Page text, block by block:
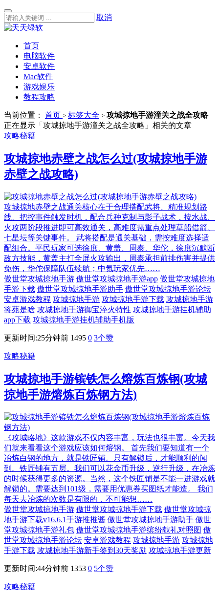
取消
首页
电脑软件
安卓软件
Mac软件
游戏娱乐
教程攻略
当前位置： 首页 > 标签大全 > 攻城掠地手游潼关之战全攻略
正在显示「攻城掠地手游潼关之战全攻略」相关的文章
攻略秘籍
攻城掠地赤壁之战怎么过(攻城掠地手游
赤壁之战攻略)
攻城掠地赤壁之战通关核心在于合理搭配武将、精准规划路
线、把控事件触发时机，配合兵种克制与影子战术，按水战、
火攻两阶段推进即可高效通关，高难度需重点处理草船借箭、
七星坛等关键事件。 武将搭配是通关基础，需按难度选择适
配组合。平民玩家可选徐庶、黄盖、周泰、华佗，徐庶沉默断
敌方技能，黄盖主打全屏火攻输出，周泰承担前排伤害并提供
免伤，华佗保障队伍续航；中氪玩家优先……
傲世堂攻城掠地手游 傲世堂攻城掠地手游app 傲世堂攻城掠地
手游下载 傲世堂攻城掠地手游助手 傲世堂攻城掠地手游论坛
安卓游戏教程 攻城掠地手游 攻城掠地手游下载 攻城掠地手游
将苑是啥 攻城掠地手游御宝淬火特性 攻城掠地手游挂机辅助
app下载 攻城掠地手游挂机辅助手机版
更新时间:25分钟前 1495 0 3个赞
攻略秘籍
攻城掠地手游镔铁怎么熔炼百炼钢(攻城
掠地手游熔炼百炼钢方法)
《攻城略地》这款游戏不仅内容丰富，玩法也很丰富。今天我
们就来看看这个游戏应该如何熔钢。 首先我们要知道有一个
冶炼白钢的地方，就是铁匠铺。只有解锁后，才能顺利的闻
到。铁匠铺有五层。我们可以花金币升级，逆行升级，在冶炼
的时候获得更多的资源。当然，这个铁匠铺是不能一进游戏就
解锁的。需要达到101级，需要用优惠券买图纸才能造。 我们
每天去冶炼的次数是有限的，不可能想……
傲世堂攻城掠地手游 傲世堂攻城掠地手游下载 傲世堂攻城掠
地手游下载v16.6.1手游推推酱 傲世堂攻城掠地手游助手 傲世
堂攻城掠地手游礼包 傲世堂攻城掠地手游缤纷献礼对照图 傲
世堂攻城掠地手游论坛 安卓游戏教程 攻城掠地手游 攻城掠地
手游下载 攻城掠地手游新手签到30天奖励 攻城掠地手游更新
更新时间:44分钟前 1353 0 5个赞
攻略秘籍